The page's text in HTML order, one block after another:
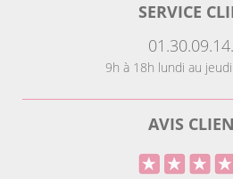
SERVICE
9h à 18h lundi au
AVIS